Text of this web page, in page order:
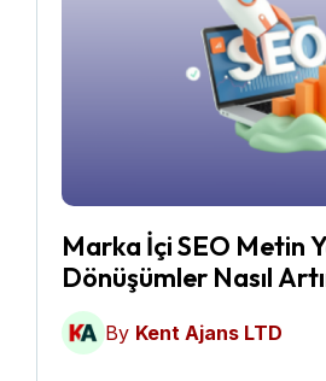
Marka İçi SEO Metin
Dönüşümler Nasıl
By Kent Ajans LTD